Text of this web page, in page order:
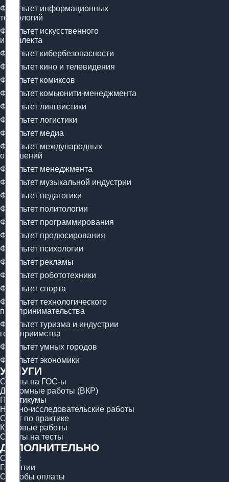
Факультет информационных
технологий
Факультет искусственного
интеллекта
Факультет кибербезопасности
Факультет кино и телевидения
Факультет комиксов
Факультет комьюнити-менеджмента
Факультет лингвистики
Факультет логистики
Факультет медиа
Факультет международных
отношений
Факультет менеджмента
Факультет музыкальной индустрии
Факультет педагогики
Факультет политологии
Факультет программирования
Факультет продюсирования
Факультет психологии
Факультет рекламы
Факультет робототехники
Факультет спорта
Факультет технологического
предпринимательства
Факультет туризма и индустрии
гостеприимства
Факультет умных городов
Факультет экономики
УСЛУГИ
Ответы на ГОС-ы
Дипломные работы (ВКР)
Практикумы
Научно-исследовательские работы
Отчёт по практике
Курсовые работы
Ответы на тесты
ДОПОЛНИТЕЛЬНО
О нас
Гарантии
Способы оплаты